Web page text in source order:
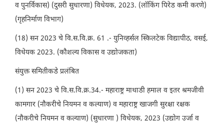
व पुनर्विकास) (दुसरी सुधारणा) विधेयक, 2023. (लॉकिंग पिरेड कमी करणे)
(गृहनिर्माण विभाग)
(18) सन 2023 चे वि.स.वि.क्र. 61 .- युनिव्हर्सल स्किलटेक विद्यापीठ, वसई,
विधेयक 2023. (कौशल्य विकास व उद्योजकता)
संयुक्त समितीकडे प्रलंबित
(1) सन 2023 चे वि.स.वि.क्र.34.- महाराष्ट्र माथाडी हमाल व इतर श्रमजीवी
कामगार (नौकरीचे नियमन व कल्याण) व महाराष्ट्र खाजगी सुरक्षा रक्षक
(नौकरीचे नियमन व कल्याण) (सुधारणा ) विधेयक, 2023 (उद्योग उर्जा व